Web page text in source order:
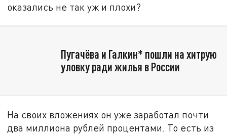
оказались не так уж и плохи?
Пугачёва и Галкин* пошли на хитрую
уловку ради жилья в России
На своих вложениях он уже заработал почти
два миллиона рублей процентами. То есть из